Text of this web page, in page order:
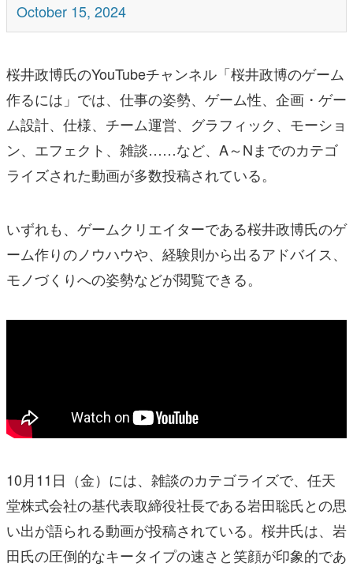
October 15, 2024
桜井政博氏のYouTubeチャンネル「桜井政博のゲーム
作るには」では、仕事の姿勢、ゲーム性、企画・ゲー
ム設計、仕様、チーム運営、グラフィック、モーショ
ン、エフェクト、雑談……など、A～Nまでのカテゴ
ライズされた動画が多数投稿されている。
いずれも、ゲームクリエイターである桜井政博氏のゲ
ーム作りのノウハウや、経験則から出るアドバイス、
モノづくりへの姿勢などが閲覧できる。
10月11日（金）には、雑談のカテゴライズで、任天
堂株式会社の基代表取締役社長である岩田聡氏との思
い出が語られる動画が投稿されている。桜井氏は、岩
田氏の圧倒的なキータイプの速さと笑顔が印象的であ